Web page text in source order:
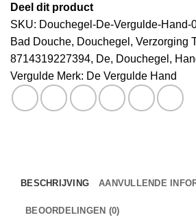
Deel dit product
SKU: Douchegel-De-Vergulde-Hand-
Bad Douche, Douchegel , Verzorging
8714319227394, De, Douchegel ,
Vergulde Merk: De Vergulde Hand
BESCHRIJVING AANVULLENDE
BEOORDELINGEN (0)